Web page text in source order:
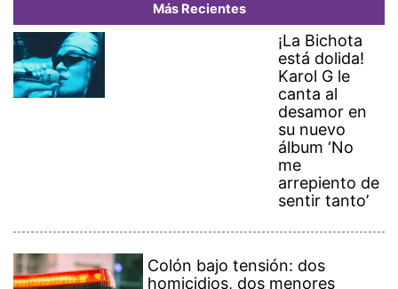
Más Recientes
¡La Bichota
está dolida!
Karol G le
canta al
desamor en
su nuevo
álbum ‘No
me
arrepiento de
sentir tanto’
Colón bajo tensión: dos
homicidios, dos menores